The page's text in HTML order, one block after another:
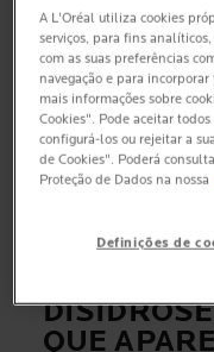
DISIDROSE:
CUIDA DA TUA
QUE
A L'Oréal utiliza cookies
serviços, para fins
com as suas preferências
navegação e para
mais informações sobre
Cookies". Pode aceitar
configurá-los ou rejeitar a
de Cookies". Poderá
Proteção de Dados na nossa
Definições de